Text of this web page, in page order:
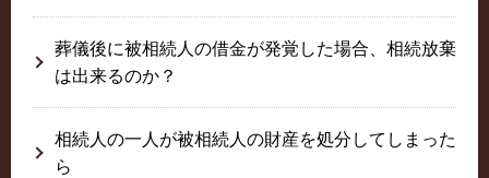
葬儀後に被相続人の借金が発覚した場合、相続放棄
は出来るのか？
相続人の一人が被相続人の財産を処分してしまった
ら